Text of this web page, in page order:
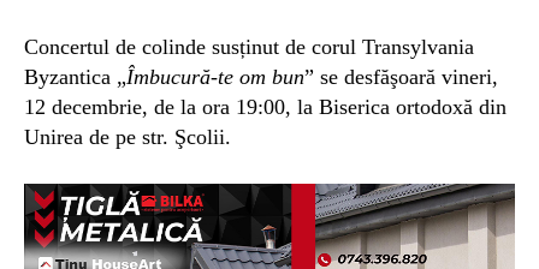
Concertul de colinde susținut de corul Transylvania
Byzantica „Îmbucură-te om bun” se desfăşoară vineri,
12 decembrie, de la ora 19:00, la Biserica ortodoxă din
Unirea de pe str. Şcolii.